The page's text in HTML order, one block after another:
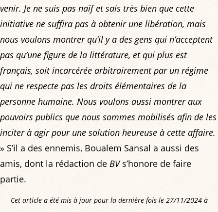
venir. Je ne suis pas naïf et sais très bien que cette
initiative ne suffira pas à obtenir une libération, mais
nous voulons montrer qu’il y a des gens qui n’acceptent
pas qu’une figure de la littérature, et qui plus est
français, soit incarcérée arbitrairement par un régime
qui ne respecte pas les droits élémentaires de la
personne humaine. Nous voulons aussi montrer aux
pouvoirs publics que nous sommes mobilisés afin de les
inciter à agir pour une solution heureuse à cette affaire.
» S’il a des ennemis, Boualem Sansal a aussi des
amis, dont la rédaction de BVs’honore de faire
partie.
Cet article a été mis à jour pour la dernière fois le 27/11/2024 à